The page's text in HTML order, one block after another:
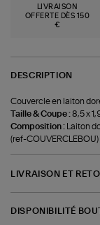
LIVRAISON
OFFERTE DÈS 150
€
DESCRIPTION
Couvercle en laiton
Taille & Coupe :8,5 x
Composition :
Laiton
(ref-COUVERCLEBOU)
LIVRAISON ET
DISPONIBILITÉ